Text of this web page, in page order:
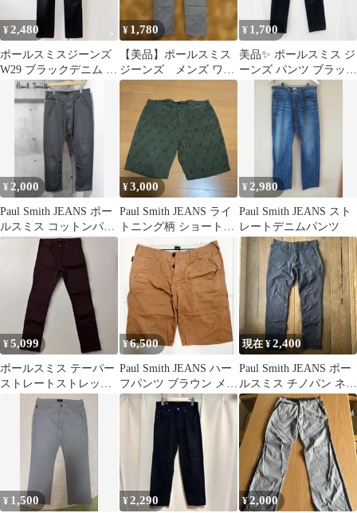
¥2,480
ポールスミスジーンズ
W29 ブラックデニム ス
トレート ダメージ加工
¥ 1,780
【美品】ポールスミス
ジーンズ メンズ ワー
クパンツ グレー Mサ
¥ 1,700
美品✨ ポールスミス ジ
ーンズ パンツ ブラック
レザー ストレート テー
¥ 2,000
Paul Smith JEANS ポー
ルスミス コットンパン
ツ XXL 681G
¥3,000
Paul Smith JEANS ライ
トニング柄 ショートパ
ンツ カーキ
¥ 2,980
Paul Smith JEANS スト
レートデニムパンツ
¥5,099
ポールスミス テーパー
ストレートストレッチ
パンツ サイズL
¥6,500
Paul Smith JEANS ハー
フパンツ ブラウン メン
ズ Mサイズ
現在 ¥2,400
Paul Smith JEANS ポー
ルスミス チノパン ネイ
ビー
¥ 1,500 ¥2,290 ¥2,000